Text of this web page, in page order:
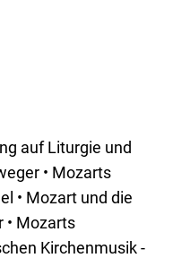
auf Liturgie und
• Mozarts
• Mozart und die
• Mozarts
Kirchenmusik -